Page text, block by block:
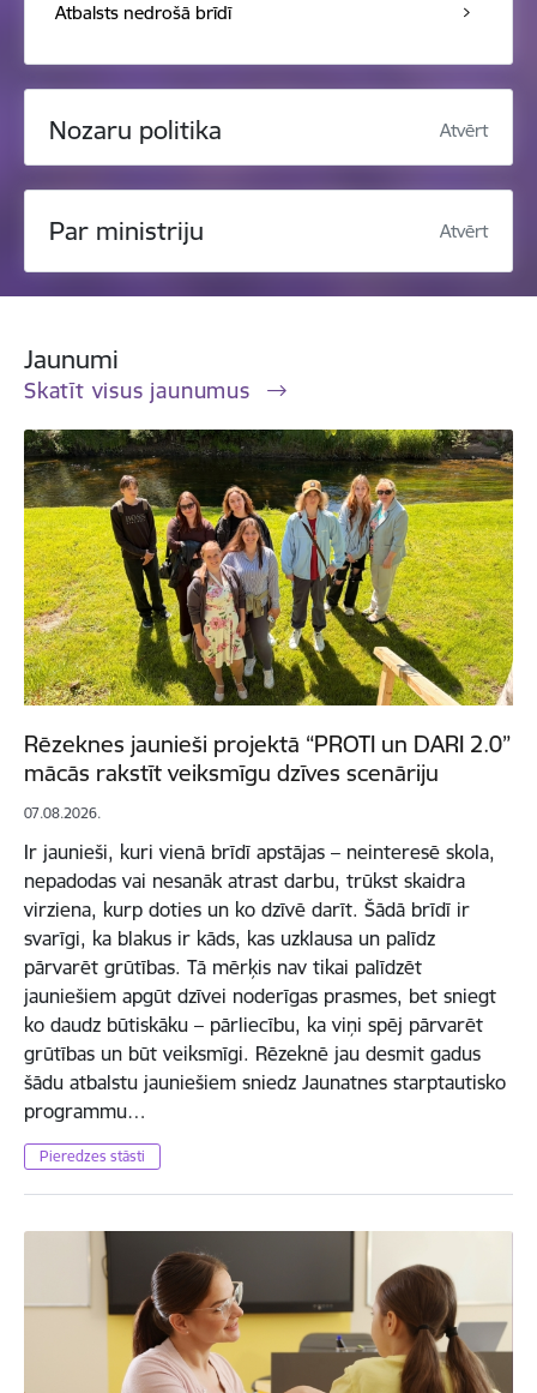
Atbalsts nedrošā brīdī
Nozaru politika Atvērt
Par ministriju Atvērt
Jaunumi
Skatīt visus jaunumus
Rēzeknes jaunieši projektā “PROTI un DARI 2.0”
mācās rakstīt veiksmīgu dzīves scenāriju
07.08.2026.
Ir jaunieši, kuri vienā brīdī apstājas – neinteresē skola,
nepadodas vai nesanāk atrast darbu, trūkst skaidra
virziena, kurp doties un ko dzīvē darīt. Šādā brīdī ir
svarīgi, ka blakus ir kāds, kas uzklausa un palīdz
pārvarēt grūtības. Tā mērķis nav tikai palīdzēt
jauniešiem apgūt dzīvei noderīgas prasmes, bet sniegt
ko daudz būtiskāku – pārliecību, ka viņi spēj pārvarēt
grūtības un būt veiksmīgi. Rēzeknē jau desmit gadus
šādu atbalstu jauniešiem sniedz Jaunatnes starptautisko
programmu…
Pieredzes stāsti